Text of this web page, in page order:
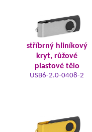
stříbrný hliníkový
kryt, růžové
plastové tělo
USB6-2.0-0408-2